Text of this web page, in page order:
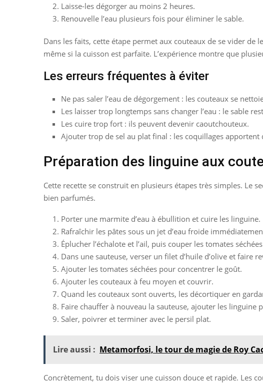
Laisse-les dégorger au moins 2 heures.
Renouvelle l’eau plusieurs fois pour éliminer le sable.
Dans les faits, cette étape permet aux couteaux de se vider de
même si la cuisson est parfaite. L’expérience montre que
Les erreurs fréquentes à éviter
Ne pas saler l’eau de dégorgement : les couteaux se
Les laisser trop longtemps sans changer l’eau : le sable
Les cuire trop fort : ils peuvent devenir caoutchouteux.
Ajouter trop de sel au plat final : les coquillages apportent
Préparation des linguine aux
Cette recette se construit en plusieurs étapes très simples. Le
bien parfumés.
Porter une marmite d’eau à ébullition et cuire les linguine.
Rafraîchir les pâtes sous un jet d’eau froide
Éplucher l’échalote et l’ail, puis couper les tomates
Dans une sauteuse, verser un filet d’huile d’olive et faire
Ajouter les tomates séchées pour concentrer le goût.
Ajouter les couteaux à feu moyen et couvrir.
Quand les couteaux sont ouverts, les décortiquer en
Faire chauffer à nouveau la sauteuse, ajouter les linguine
Saler, poivrer et terminer avec le persil plat.
Lire aussi : Metamorfosi, le tour de magie de Roy
Concrètement, tu dois viser une cuisson douce et rapide. Les